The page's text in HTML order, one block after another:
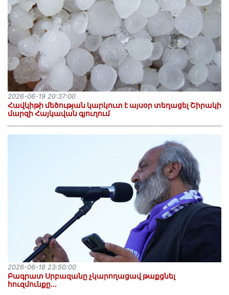
Հավկիթի մեծության կարկուտ է այսօր տեղացել Շիրակի
մարզի Հայկավան գյուղում
2026-06-19 20:37:00
Բագրատ Սրբազանը չկարողացավ թաքցնել
հուզմունքը․․․
2026-06-18 23:50:00